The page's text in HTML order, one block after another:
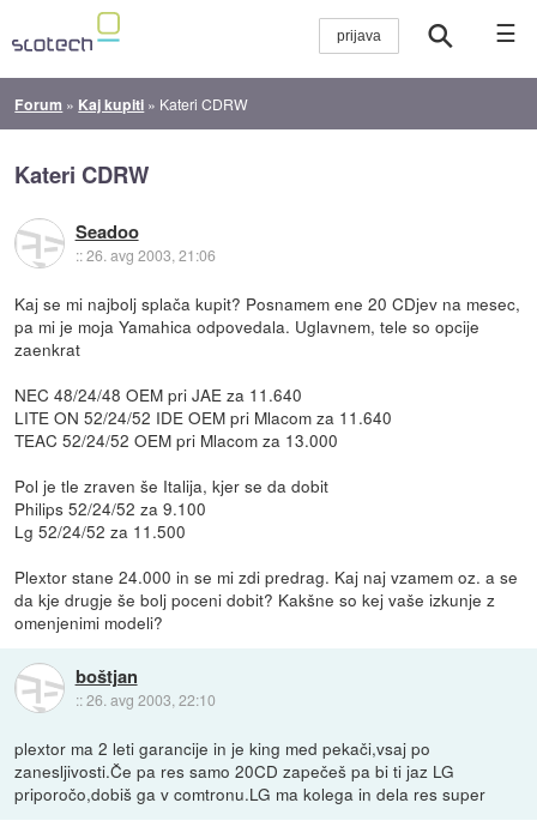
☰
Forum » Kaj kupiti » Kateri CDRW
Kateri CDRW
Seadoo
::26. avg 2003, 21:06
Kaj se mi najbolj splača kupit? Posnamem ene 20 CDjev na mesec,
pa mi je moja Yamahica odpovedala. Uglavnem, tele so opcije
zaenkrat
NEC 48/24/48 OEM pri JAE za 11.640
LITE ON 52/24/52 IDE OEM pri Mlacom za 11.640
TEAC 52/24/52 OEM pri Mlacom za 13.000
Pol je tle zraven še Italija, kjer se da dobit
Philips 52/24/52 za 9.100
Lg 52/24/52 za 11.500
Plextor stane 24.000 in se mi zdi predrag. Kaj naj vzamem oz. a se
da kje drugje še bolj poceni dobit? Kakšne so kej vaše izkunje z
omenjenimi modeli?
boštjan
::26. avg 2003, 22:10
plextor ma 2 leti garancije in je king med pekači,vsaj po
zanesljivosti.Če pa res samo 20CD zapečeš pa bi ti jaz LG
priporočo,dobiš ga v comtronu.LG ma kolega in dela res super